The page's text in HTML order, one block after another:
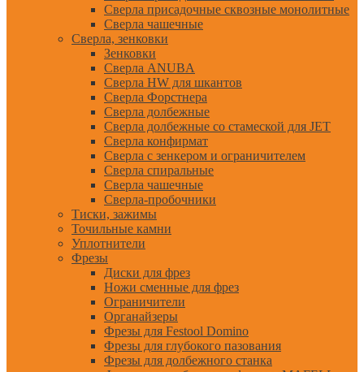
Сверла присадочные сквозные монолитные
Сверла чашечные
Сверла, зенковки
Зенковки
Сверла ANUBA
Сверла HW для шкантов
Сверла Форстнера
Сверла долбежные
Сверла долбежные со стамеской для JET
Сверла конфирмат
Сверла с зенкером и ограничителем
Сверла спиральные
Сверла чашечные
Сверла-пробочники
Тиски, зажимы
Точильные камни
Уплотнители
Фрезы
Диски для фрез
Ножи сменные для фрез
Ограничители
Органайзеры
Фрезы для Festool Domino
Фрезы для глубокого пазования
Фрезы для долбежного станка